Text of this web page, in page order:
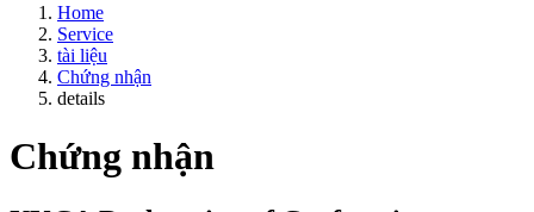
Home
Service
tài liệu
Chứng nhận
details
Chứng nhận